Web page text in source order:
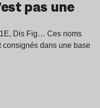
pas une
Dis Fig… Ces noms
consignés dans une base